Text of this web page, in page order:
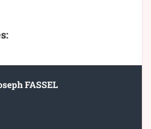
FASSEL